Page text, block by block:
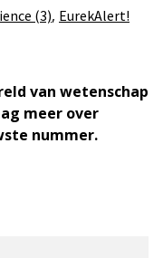
(3), EurekAlert!
van wetenschap
meer over
nummer.